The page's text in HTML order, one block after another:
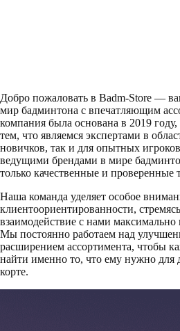
Добро пожаловать в Badm-Store —
мир бадминтона с впечатляющим
компания была основана в 2019
тем, что являемся экспертами в
новичков, так и для опытных
ведущими брендами в мире
только качественные и проверенные
Наша команда уделяет особое
клиентоориентированности,
взаимодействие с нами
Мы постоянно работаем над
расширением ассортимента, чтобы
найти именно то, что ему нужно для
корте.